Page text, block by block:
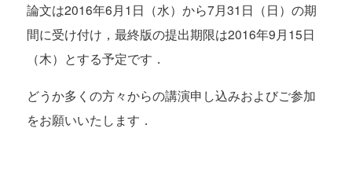
論文は2016年6月1日（水）から7月31日（日）の期
間に受け付け，最終版の提出期限は2016年9月15日
（木）とする予定です．
どうか多くの方々からの講演申し込みおよびご参加
をお願いいたします．